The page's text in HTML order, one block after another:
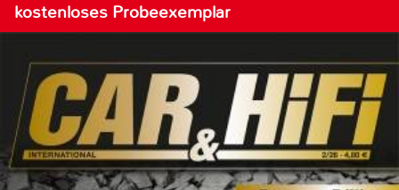
kostenloses Probeexemplar